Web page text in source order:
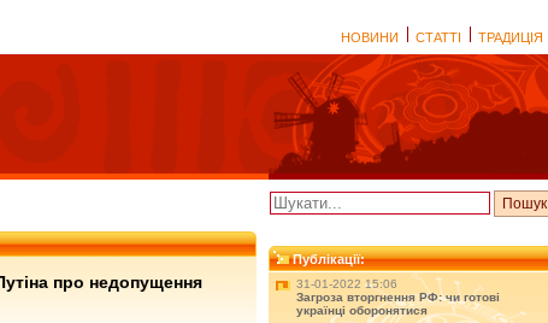
НОВИНИ СТАТТІ ТРАДИЦІЯ
про недопущення
Публікації:
31-01-2022 15:06
Загроза вторгнення РФ: чи готові
українці оборонятися